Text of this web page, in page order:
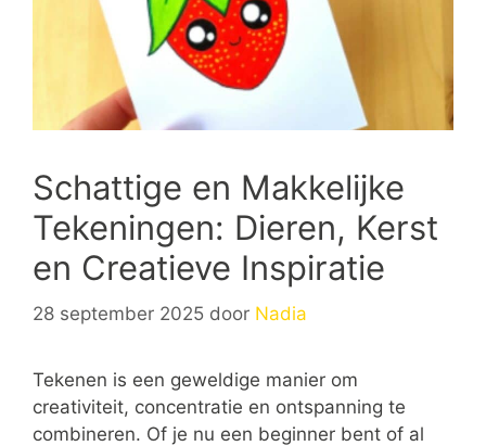
Schattige en Makkelijke
Tekeningen: Dieren, Kerst
en Creatieve Inspiratie
28 september 2025 door Nadia
Tekenen is een geweldige manier om
creativiteit, concentratie en ontspanning te
combineren. Of je nu een beginner bent of al